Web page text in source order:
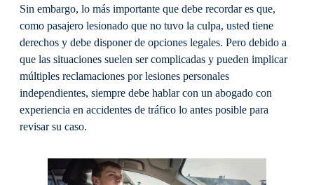
Sin embargo, lo más importante que debe recordar es que,
como pasajero lesionado que no tuvo la culpa, usted tiene
derechos y debe disponer de opciones legales. Pero debido a
que las situaciones suelen ser complicadas y pueden implicar
múltiples reclamaciones por lesiones personales
independientes, siempre debe hablar con un abogado con
experiencia en accidentes de tráfico lo antes posible para
revisar su caso.